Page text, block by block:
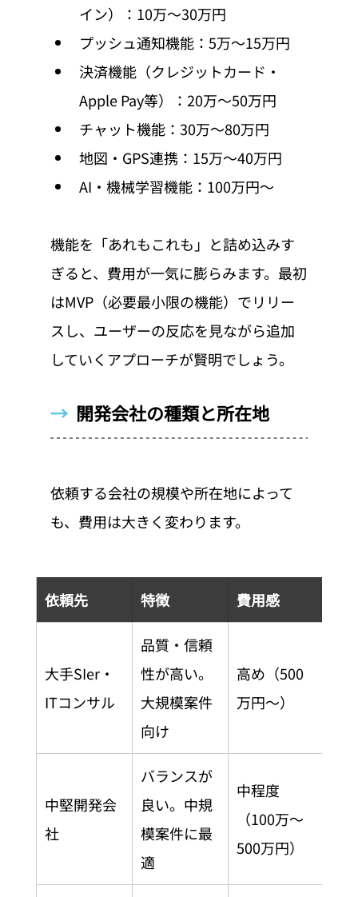
イン）：10万〜30万円
プッシュ通知機能：5万〜15万円
決済機能（クレジットカード・
Apple Pay等）：20万〜50万円
チャット機能：30万〜80万円
地図・GPS連携：15万〜40万円
AI・機械学習機能：100万円〜
機能を「あれもこれも」と詰め込みす
ぎると、費用が一気に膨らみます。最初
はMVP（必要最小限の機能）でリリー
スし、ユーザーの反応を見ながら追加
していくアプローチが賢明でしょう。
→ 開発会社の種類と所在地
依頼する会社の規模や所在地によって
も、費用は大きく変わります。
依頼先 特徴 費用感
大手SIer・
ITコンサル
品質・信頼
性が高い。
大規模案件
向け
高め（500
万円〜）
中堅開発会
社
バランスが
良い。中規
模案件に最
適
中程度
（100万〜
500万円）